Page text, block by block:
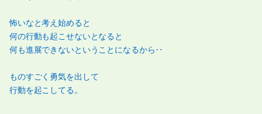
怖いなと考え始めると
何の行動も起こせないとなると
何も進展できないということになるから‥
ものすごく勇気を出して
行動を起こしてる。